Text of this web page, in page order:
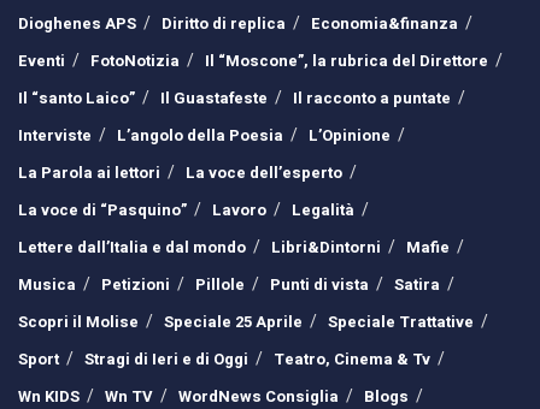
Dioghenes APS
Diritto di replica
Economia&finanza
Eventi
FotoNotizia
Il “Moscone”, la rubrica del Direttore
Il “santo Laico”
Il Guastafeste
Il racconto a puntate
Interviste
L’angolo della Poesia
L’Opinione
La Parola ai lettori
La voce dell’esperto
La voce di “Pasquino”
Lavoro
Legalità
Lettere dall’Italia e dal mondo
Libri&Dintorni
Mafie
Musica
Petizioni Pillole Punti di vista
Satira
Scopri il Molise
Speciale 25 Aprile
Speciale Trattative
Sport
Stragi di Ieri e di Oggi
Teatro, Cinema & Tv
Wn KIDS
Wn TV WordNews Consiglia Blogs